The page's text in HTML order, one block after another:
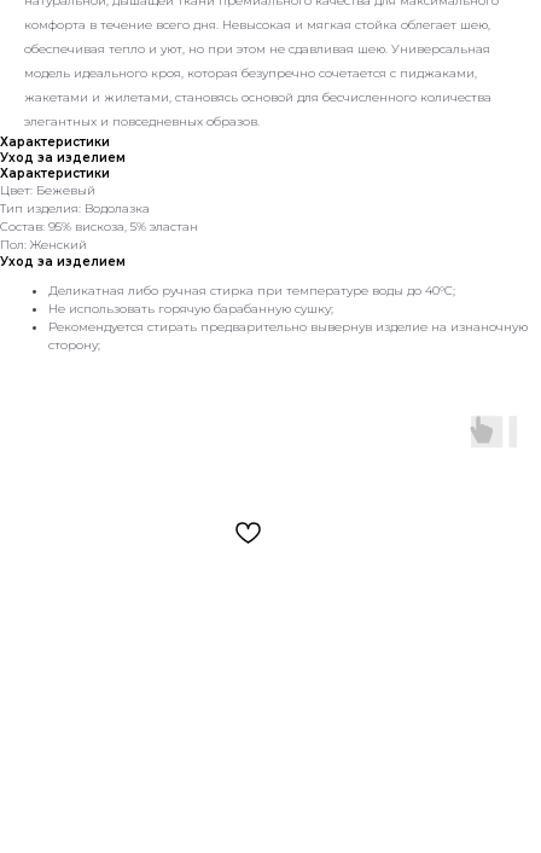
комфорта в течение всего дня. Невысокая и мягкая стойка облегает шею,
обеспечивая тепло и уют, но при этом не сдавливая шею. Универсальная
модель идеального кроя, которая безупречно сочетается с пиджаками,
жакетами и жилетами, становясь основой для бесчисленного количества
элегантных и повседневных образов.
Характеристики
Уход за изделием
Характеристики
Цвет: Бежевый
Тип изделия: Водолазка
Состав: 95% вискоза, 5% эластан
Пол: Женский
Уход за изделием
Деликатная либо ручная стирка при температуре воды до 40°C;
Не использовать горячую барабанную сушку;
Рекомендуется стирать предварительно вывернув изделие на изнаночную
сторону;